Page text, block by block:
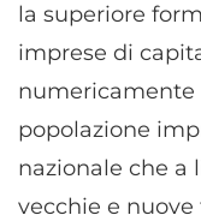
la superiore
imprese di
numericamente
popolazione
nazionale che a
vecchie e